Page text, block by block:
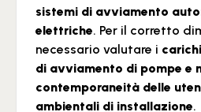
sistemi di avviamento
elettriche. Per il corretto
necessario valutare i
di avviamento di pompe e
contemporaneità delle
ambientali di installazione.